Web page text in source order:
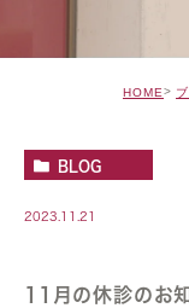
HOME
BLOG
2023.11.21
11月の休診のお